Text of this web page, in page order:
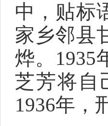
中，贴标
家乡邻县
烨。1935
芝芳将自
1936年，